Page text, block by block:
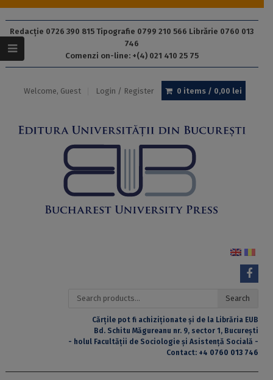
Redacție 0726 390 815 Tipografie 0799 210 566 Librărie 0760 013
746
Comenzi on-line: +(4) 021 410 25 75
Welcome, Guest Login / Register 0 items / 0,00 lei
Search
Search
Cărțile pot fi achiziționate și de la Librăria EUB
Bd. Schitu Măgureanu nr. 9, sector 1, București
- holul Facultății de Sociologie și Asistență Socială -
Contact: +4 0760 013 746